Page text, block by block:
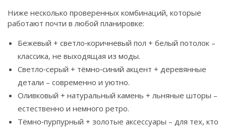
Ниже несколько проверенных комбинаций, которые
работают почти в любой планировке:
Бежевый + светло‑коричневый пол + белый потолок –
классика, не выходящая из моды.
Светло‑серый + тёмно‑синий акцент + деревянные
детали – современно и уютно.
Оливковый + натуральный камень + льняные шторы –
естественно и немного ретро.
Тёмно‑пурпурный + золотые аксессуары – для тех, кто